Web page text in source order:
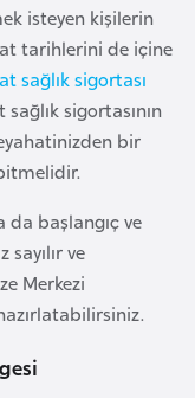
isteyen kişilerin
tarihlerini de içine
sağlık sigortası
sigortasının
bir
başlangıç ve
ve
Merkezi